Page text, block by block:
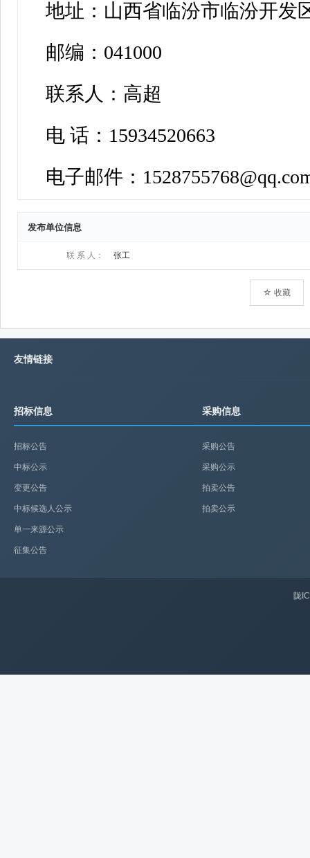
发布单位信息
联 系 人： 张工
☆ 收藏
友情链接
招标信息
招标公告
中标公示
变更公告
中标候选人公示
单一来源公示
征集公告
采购信息
采购公告
采购公示
拍卖公告
拍卖公示
陇